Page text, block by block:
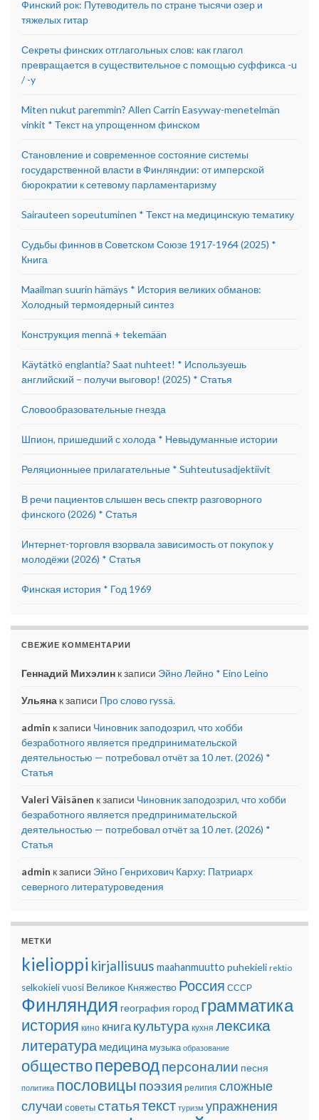
Финский рок: Путеводитель по стране тысячи озер и
тяжелых гитар
Секреты финских отглагольных слов: как глагол
превращается в существительное с помощью суффикса -u
/ -y
Miten nukut paremmin? Allen Carrin Easyway-menetelmän
vinkit * Текст на упрощенном финском
Становление и современное состояние системы
государственной власти в Финляндии: от имперской
бюрократии к сетевому парламентаризму
Sairauteen sopeutuminen * Текст на медицинскую тематику
Судьбы финнов в Советском Союзе 1917-1964 (2025) *
Книга
Maailman suurin hämäys * История великих обманов:
Холодный термоядерный синтез
Конструкция mennä + tekemään
Käytätkö englantia? Saat nuhteet! * Используешь
английский – получи выговор! (2025) * Статья
Словообразовательные гнезда
Шпион, пришедший с холода * Невыдуманные истории
Реляционныее прилагательные * Suhteutusadjektiivit
В речи пациентов слышен весь спектр разговорного
финского (2026) * Статья
Интернет-торговля взорвала зависимость от покупок у
молодёжи (2026) * Статья
Финская история * Год 1969
СВЕЖИЕ КОММЕНТАРИИ
Геннадий Михэлин к записи Эйно Лейно * Eino Leino
Ульяна к записи Про слово ryssä.
admin к записи Чиновник заподозрил, что хобби
безработного является предпринимательской
деятельностью — потребовал отчёт за 10 лет. (2026) *
Статья
Valeri Väisänen к записи Чиновник заподозрил, что хобби
безработного является предпринимательской
деятельностью — потребовал отчёт за 10 лет. (2026) *
Статья
admin к записи Эйно Генрихович Карху: Патриарх
северного литературоведения
МЕТКИ
kielioppi kirjallisuus maahanmuutto puhekieli rektio
selkokielivuosi Великое Княжество Россия СССР
Финляндия география город грамматика
история кино книгакультура кухня лексика
литература медицина музыка образование
обществопереводперсоналии песня
политика пословицы поэзия религия сложные
случаи советыстатьятекст туризм упражнения